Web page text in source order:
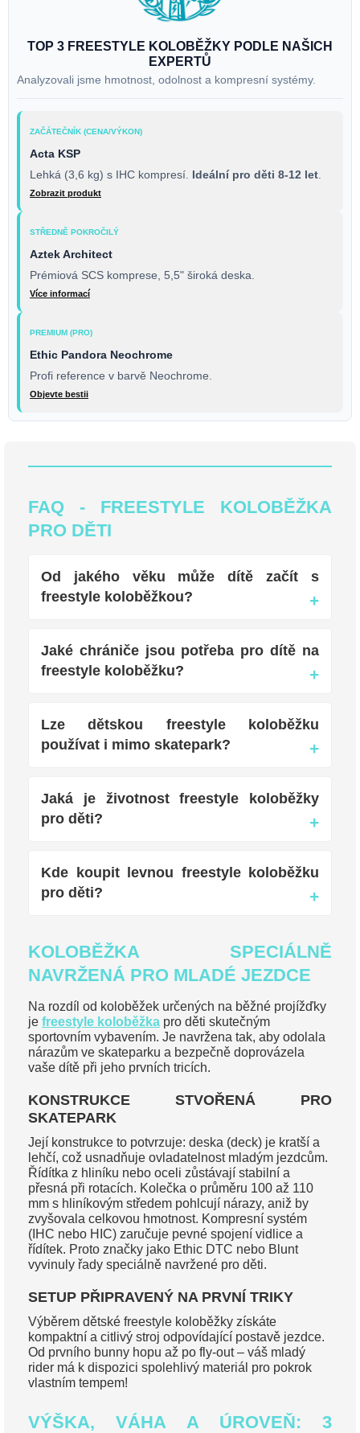
TOP 3 FREESTYLE KOLOBĚŽKY PODLE NAŠICH
EXPERTŮ
Analyzovali jsme hmotnost, odolnost a kompresní systémy.
ZAČÁTEČNÍK (CENA/VÝKON)
Acta KSP
Lehká (3,6 kg) s IHC kompresí. Ideální pro děti 8-12 let
Zobrazit produkt
STŘEDNĚ POKROČILÝ
Aztek Architect
Prémiová SCS komprese, 5,5" široká deska.
Více informací
PREMIUM (PRO)
Ethic Pandora Neochrome
Profi reference v barvě Neochrome.
Objevte bestii
FAQ - FREESTYLE KOLOBĚŽKA
PRO DĚTI
Od jakého věku může dítě začít s
freestyle koloběžkou?
Jaké chrániče jsou potřeba pro dítě na
freestyle koloběžku?
Lze dětskou freestyle koloběžku
používat i mimo skatepark?
Jaká je životnost freestyle koloběžky
pro děti?
Kde koupit levnou freestyle koloběžku
pro děti?
KOLOBĚŽKA SPECIÁLNĚ
NAVRŽENÁ PRO MLADÉ JEZDCE
Na rozdíl od koloběžek určených na běžné projížďky
je freestyle koloběžka pro děti skutečným
sportovním vybavením. Je navržena tak, aby odolala
nárazům ve skateparku a bezpečně doprovázela
vaše dítě při jeho prvních tricích.
KONSTRUKCE STVOŘENÁ PRO
SKATEPARK
Její konstrukce to potvrzuje: deska (deck) je kratší a
lehčí, což usnadňuje ovladatelnost mladým jezdcům.
Řídítka z hliníku nebo oceli zůstávají stabilní a
přesná při rotacích. Kolečka o průměru 100 až 110
mm s hliníkovým středem pohlcují nárazy, aniž by
zvyšovala celkovou hmotnost. Kompresní systém
(IHC nebo HIC) zaručuje pevné spojení vidlice a
řídítek. Proto značky jako Ethic DTC nebo Blunt
vyvinuly řady speciálně navržené pro děti.
SETUP PŘIPRAVENÝ NA PRVNÍ TRIKY
Výběrem dětské freestyle koloběžky získáte
kompaktní a citlivý stroj odpovídající postavě jezdce.
Od prvního bunny hopu až po fly-out – váš mladý
rider má k dispozici spolehlivý materiál pro pokrok
vlastním tempem!
VÝŠKA, VÁHA A ÚROVEŇ: 3